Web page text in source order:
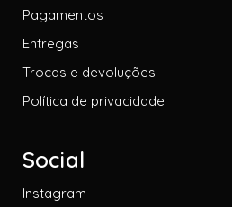
Pagamentos
Entregas
Trocas e devoluções
Política de privacidade
Social
Instagram